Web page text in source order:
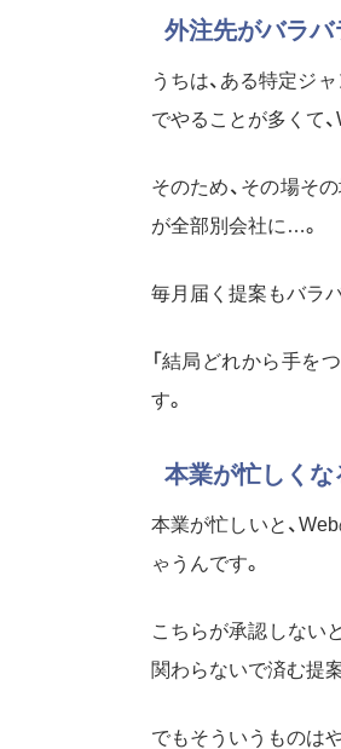
外注先がバラ
うちは、ある特定ジ
でやることが多くて
そのため、その場そ
が全部別会社に…。
毎月届く提案もバラ
「結局どれから手を
す。
本業が忙しくな
本業が忙しいと、
ゃうんです。
こちらが承認しない
関わらないで済む提
でもそういうものは